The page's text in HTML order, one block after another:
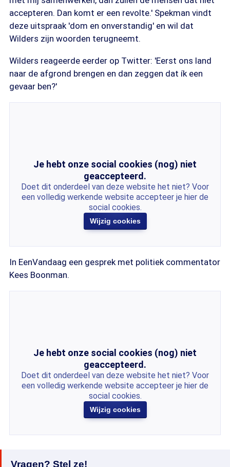
accepteren. Dan komt er een revolte.' Spekman vindt
deze uitspraak 'dom en onverstandig' en wil dat
Wilders zijn woorden terugneemt.
Wilders reageerde eerder op Twitter: 'Eerst ons land
naar de afgrond brengen en dan zeggen dat ík een
gevaar ben?'
Je hebt onze social cookies (nog) niet
geaccepteerd.
Doet dit onderdeel van deze website het niet? Voor
een volledig werkende website accepteer je hier de
social cookies.
Wijzig cookies
In EenVandaag een gesprek met politiek commentator
Kees Boonman.
Je hebt onze social cookies (nog) niet
geaccepteerd.
Doet dit onderdeel van deze website het niet? Voor
een volledig werkende website accepteer je hier de
social cookies.
Wijzig cookies
Vragen? Stel ze!